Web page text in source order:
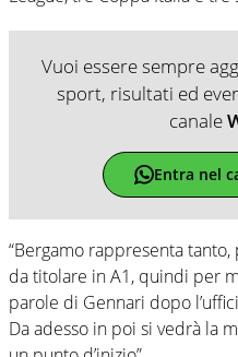
Vuoi essere sempre
sport, risultati ed
canale
Entra nel
“Bergamo rappresenta
da titolare in A1, quindi per
parole di Gennari dopo
Da adesso in poi si vedrà la